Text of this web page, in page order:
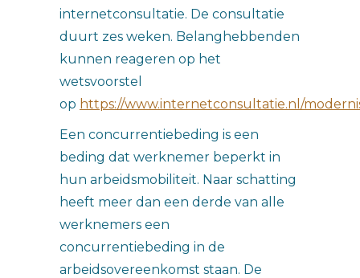
internetconsultatie. De consultatie
duurt zes weken. Belanghebbenden
kunnen reageren op het
wetsvoorstel
op https://www.internetconsultatie.nl/
Een concurrentiebeding is een
beding dat werknemer beperkt in
hun arbeidsmobiliteit. Naar schatting
heeft meer dan een derde van alle
werknemers een
concurrentiebeding in de
arbeidsovereenkomst staan. De